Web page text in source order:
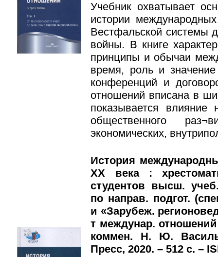
Учебник охватывает
истории
Вестфальской системы
войны. В книге
принципы и обычаи
время, роль и
конференций и
отношений вписана в
показывается
общественного
экономических,
История
XX века :
студентов высш.
по направ. подгот.
и «Зарубеж.
т междунар.
коммен. Н. Ю.
Пресс, 2020. – 512 с. –